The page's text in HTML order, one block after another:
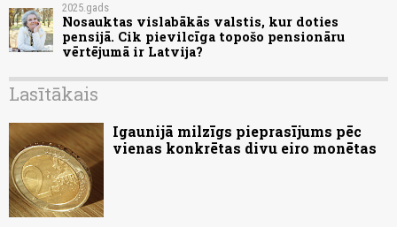
2025.gads
Nosauktas vislabākās valstis, kur doties
pensijā. Cik pievilcīga topošo pensionāru
vērtējumā ir Latvija?
Lasītākais
Igaunijā milzīgs pieprasījums pēc
vienas konkrētas divu eiro monētas